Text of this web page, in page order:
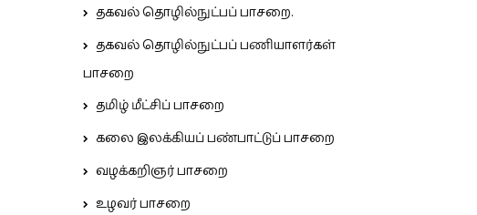
தகவல் தொழில்நுட்பப் பாசறை.
தகவல் தொழில்நுட்பப் பணியாளர்கள்
பாசறை
தமிழ் மீட்சிப் பாசறை
கலை இலக்கியப் பண்பாட்டுப் பாசறை
வழக்கறிஞர் பாசறை
உழவர் பாசறை